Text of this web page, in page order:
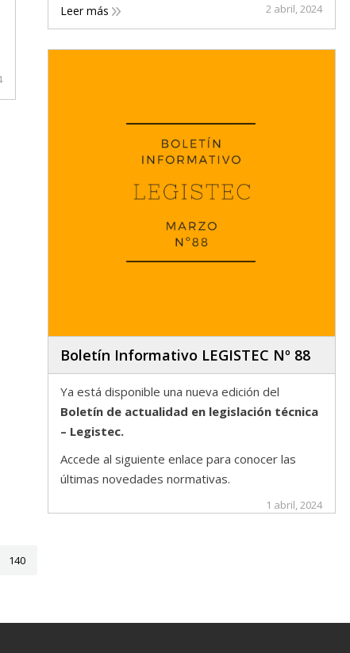
Leer más 2 abril, 2024
Boletín Informativo LEGISTEC Nº 88
Ya está disponible una nueva edición del
Boletín de actualidad en legislación técnica
– Legistec.
Accede al siguiente enlace para conocer las
últimas novedades normativas.
1 abril, 2024
140